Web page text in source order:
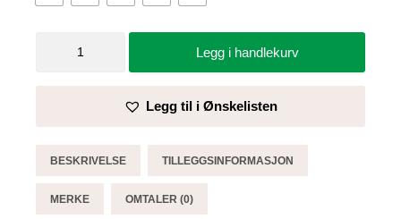
Legg i handlekurv
Legg til i Ønskelisten
BESKRIVELSE TILLEGGSINFORMASJON
MERKE OMTALER (0)